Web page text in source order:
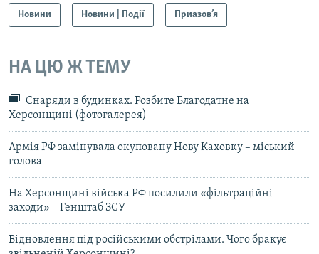
Новини Новини | Події Приазов’я
НА ЦЮ Ж ТЕМУ
Снаряди в будинках. Розбите Благодатне на
Херсонщині (фотогалерея)
Армія РФ замінувала окуповану Нову Каховку – міський
голова
На Херсонщині війська РФ посилили «фільтраційні
заходи» – Генштаб ЗСУ
Відновлення під російськими обстрілами. Чого бракує